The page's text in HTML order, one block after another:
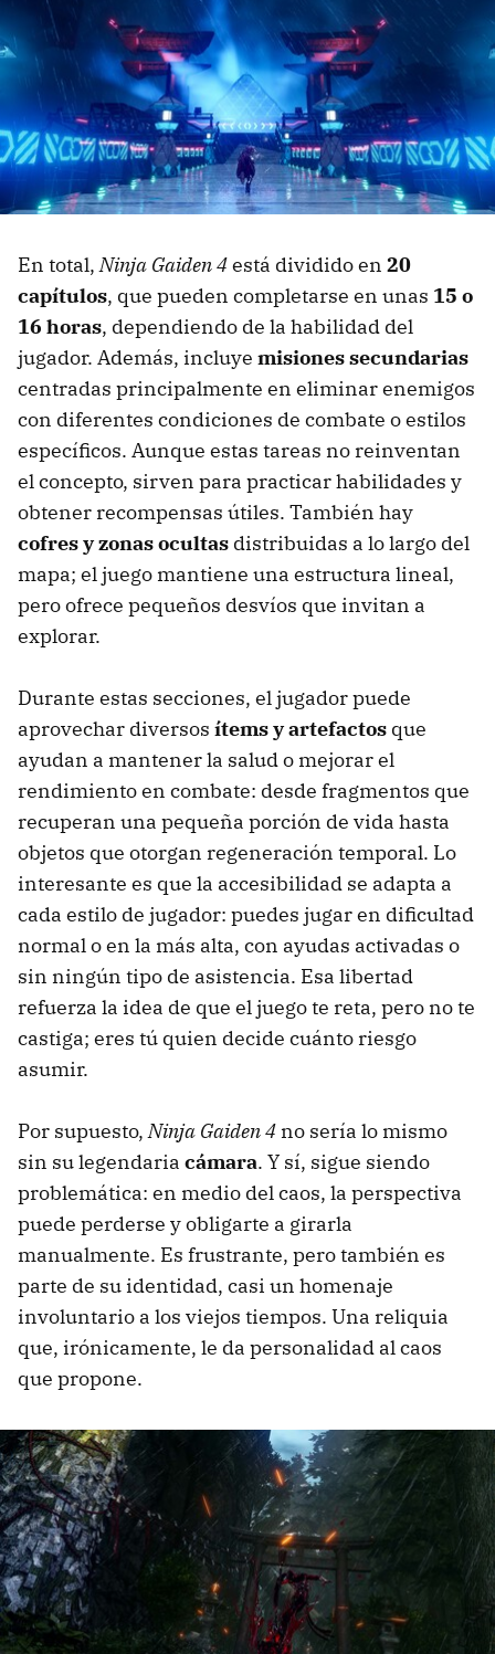
En total,Ninja Gaiden 4está dividido en 20
capítulos, que pueden completarse en unas 15 o
16 horas, dependiendo de la habilidad del
jugador. Además, incluye misiones secundarias
centradas principalmente en eliminar enemigos
con diferentes condiciones de combate o estilos
específicos. Aunque estas tareas no reinventan
el concepto, sirven para practicar habilidades y
obtener recompensas útiles. También hay
cofres y zonas ocultas distribuidas a lo largo del
mapa; el juego mantiene una estructura lineal,
pero ofrece pequeños desvíos que invitan a
explorar.
Durante estas secciones, el jugador puede
aprovechar diversos ítems y artefactos que
ayudan a mantener la salud o mejorar el
rendimiento en combate: desde fragmentos que
recuperan una pequeña porción de vida hasta
objetos que otorgan regeneración temporal. Lo
interesante es que la accesibilidad se adapta a
cada estilo de jugador: puedes jugar en dificultad
normal o en la más alta, con ayudas activadas o
sin ningún tipo de asistencia. Esa libertad
refuerza la idea de que el juego te reta, pero no te
castiga; eres tú quien decide cuánto riesgo
asumir.
Por supuesto,Ninja Gaiden 4 no sería lo mismo
sin su legendaria cámara. Y sí, sigue siendo
problemática: en medio del caos, la perspectiva
puede perderse y obligarte a girarla
manualmente. Es frustrante, pero también es
parte de su identidad, casi un homenaje
involuntario a los viejos tiempos. Una reliquia
que, irónicamente, le da personalidad al caos
que propone.